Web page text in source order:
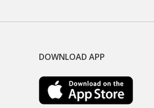
DOWNLOAD APP